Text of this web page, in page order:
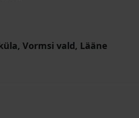
Vormsi vald, Lääne